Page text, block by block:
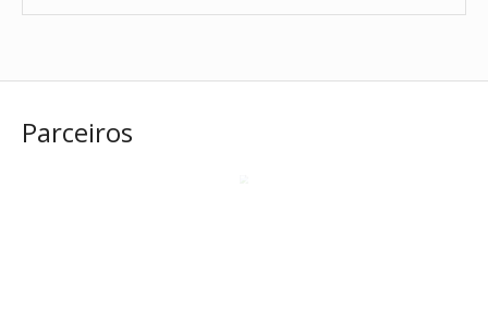
Parceiros